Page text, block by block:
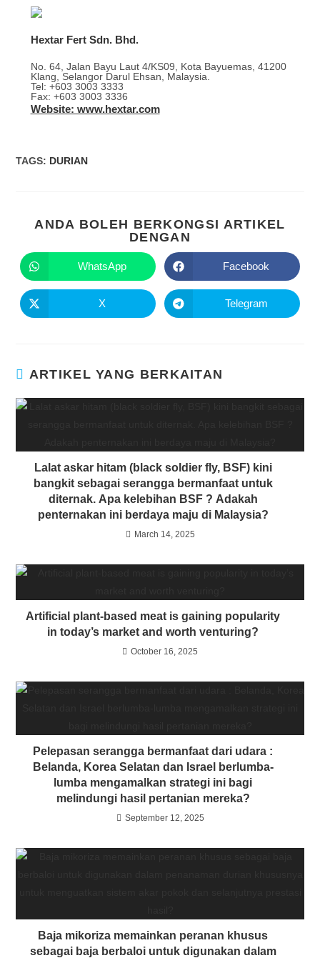
Hextar Fert Sdn. Bhd.
No. 64, Jalan Bayu Laut 4/KS09, Kota Bayuemas, 41200
Klang, Selangor Darul Ehsan, Malaysia.
Tel: +603 3003 3333
Fax: +603 3003 3336
Website: www.hextar.com
TAGS: DURIAN
ANDA BOLEH BERKONGSI ARTIKEL
DENGAN
WhatsApp Facebook
X Telegram
ARTIKEL YANG BERKAITAN
Lalat askar hitam (black soldier fly, BSF) kini
bangkit sebagai serangga bermanfaat untuk
diternak. Apa kelebihan BSF ? Adakah
penternakan ini berdaya maju di Malaysia?
March 14, 2025
Artificial plant-based meat is gaining popularity
in today’s market and worth venturing?
October 16, 2025
Pelepasan serangga bermanfaat dari udara :
Belanda, Korea Selatan dan Israel berlumba-
lumba mengamalkan strategi ini bagi
melindungi hasil pertanian mereka?
September 12, 2025
Baja mikoriza memainkan peranan khusus
sebagai baja berbaloi untuk digunakan dalam